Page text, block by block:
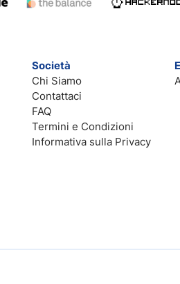
Società
Chi Siamo
Contattaci
FAQ
Termini e Condizioni
Informativa sulla Privacy